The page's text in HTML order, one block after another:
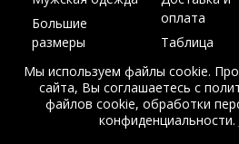
Большие
размеры
Акции
оплата
Таблица
Мы используем файлы cookie.
сайта, Вы соглашаетесь с
файлов cookie, обработки
конфиденциальности.